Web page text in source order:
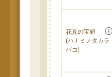
花見の宝箱
(ハナミノタカラ
バコ)